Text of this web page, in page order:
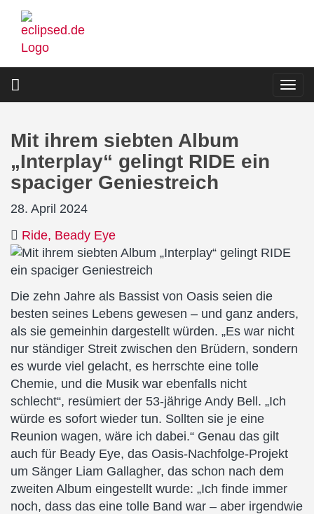
Direkt
zum
Inhalt
Mit ihrem siebten Album
„Interplay“ gelingt RIDE ein
spaciger Geniestreich
28. April 2024
Ride Beady Eye
Die zehn Jahre als Bassist von Oasis seien die
besten seines Lebens gewesen – und ganz anders,
als sie gemeinhin dargestellt würden. „Es war nicht
nur ständiger Streit zwischen den Brüdern, sondern
es wurde viel gelacht, es herrschte eine tolle
Chemie, und die Musik war ebenfalls nicht
schlecht“, resümiert der 53-jährige Andy Bell. „Ich
würde es sofort wieder tun. Sollten sie je eine
Reunion wagen, wäre ich dabei.“ Genau das gilt
auch für Beady Eye, das Oasis-Nachfolge-Projekt
um Sänger Liam Gallagher, das schon nach dem
zweiten Album eingestellt wurde: „Ich finde immer
noch, dass das eine tolle Band war – aber irgendwie